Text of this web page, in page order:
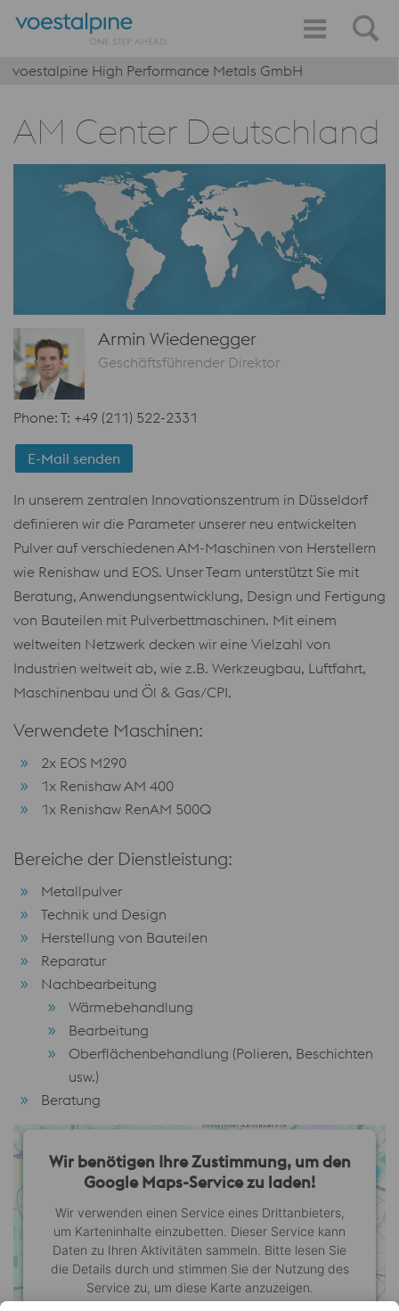
voestalpine High Performance Metals GmbH
AM Center Deutschland
Armin Wiedenegger
Geschäftsführender Direktor
Phone: T: +49 (211) 522-2331
E-Mail senden
In unserem zentralen Innovationszentrum in Düsseldorf
definieren wir die Parameter unserer neu entwickelten
Pulver auf verschiedenen AM-Maschinen von Herstellern
wie Renishaw und EOS. Unser Team unterstützt Sie mit
Beratung, Anwendungsentwicklung, Design und Fertigung
von Bauteilen mit Pulverbettmaschinen. Mit einem
weltweiten Netzwerk decken wir eine Vielzahl von
Industrien weltweit ab, wie z.B. Werkzeugbau, Luftfahrt,
Maschinenbau und Öl & Gas/CPI.
Verwendete Maschinen:
2x EOS M290
1x Renishaw AM 400
1x Renishaw RenAM 500Q
Bereiche der Dienstleistung:
Metallpulver
Technik und Design
Herstellung von Bauteilen
Reparatur
Nachbearbeitung
Wärmebehandlung
Bearbeitung
Oberflächenbehandlung (Polieren, Beschichten
usw.)
Beratung
Wir benötigen Ihre Zustimmung, um den
Google Maps-Service zu laden!
Wir verwenden einen Service eines Drittanbieters,
um Karteninhalte einzubetten. Dieser Service kann
Daten zu Ihren Aktivitäten sammeln. Bitte lesen Sie
die Details durch und stimmen Sie der Nutzung des
Service zu, um diese Karte anzuzeigen.